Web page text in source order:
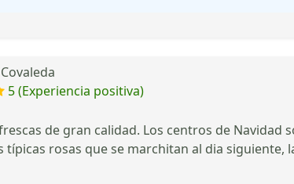
5 (Experiencia positiva)
de gran calidad. Los centros de
típicas rosas que se marchitan al dia